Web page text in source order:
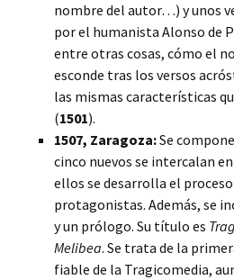
nombre del autor…) y unos
por el humanista Alonso de
entre otras cosas, cómo el
esconde tras los versos
las mismas características
(1501).
1507, Zaragoza:Se
cinco nuevos se intercalan
ellos se desarrolla el
protagonistas. Además, se
y un prólogo. Su título es
Melibea. Se trata de la
fiable de la Tragicomedia,